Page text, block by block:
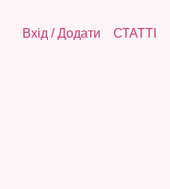
Вхід /Додати СТАТТІ